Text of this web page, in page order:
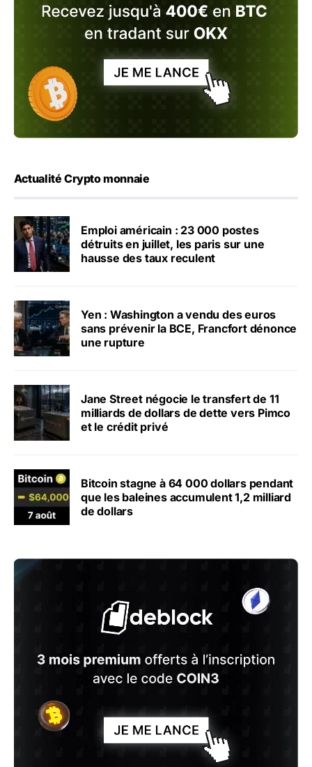
Actualité Crypto monnaie
Emploi américain : 23 000 postes
détruits en juillet, les paris sur une
hausse des taux reculent
Yen : Washington a vendu des euros
sans prévenir la BCE, Francfort dénonce
une rupture
Jane Street négocie le transfert de 11
milliards de dollars de dette vers Pimco
et le crédit privé
Bitcoin stagne à 64 000 dollars pendant
que les baleines accumulent 1,2 milliard
de dollars